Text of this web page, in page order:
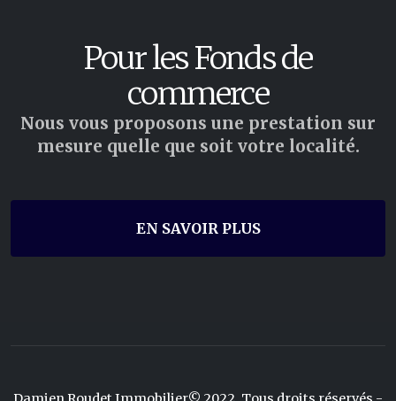
Pour les Fonds de
commerce
Nous vous proposons une prestation sur
mesure quelle que soit votre localité.
EN SAVOIR PLUS